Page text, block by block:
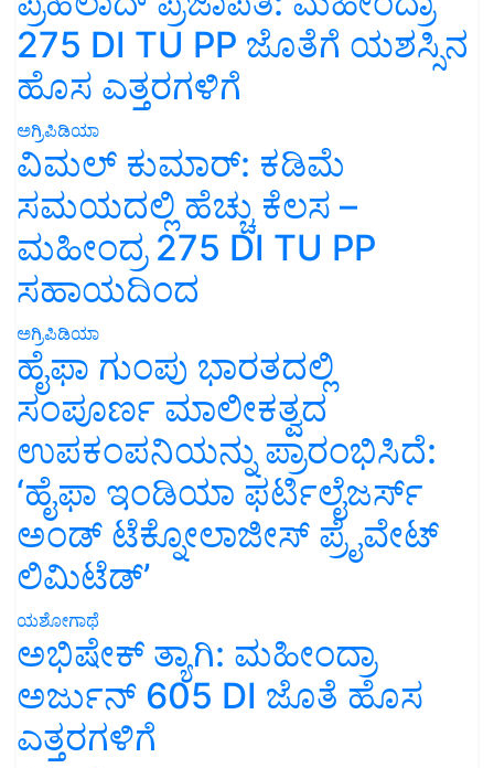
275 DI TU PP ಜೊತೆಗೆ ಯಶಸ್ಸಿನ
ಹೊಸ ಎತ್ತರಗಳಿಗೆ
ಅಗ್ರಿಪಿಡಿಯಾ
ವಿಮಲ್ ಕುಮಾರ್: ಕಡಿಮೆ
ಸಮಯದಲ್ಲಿ ಹೆಚ್ಚು ಕೆಲಸ –
ಮಹೀಂದ್ರ 275 DI TU PP
ಸಹಾಯದಿಂದ
ಅಗ್ರಿಪಿಡಿಯಾ
ಹೈಫಾ ಗುಂಪು ಭಾರತದಲ್ಲಿ
ಸಂಪೂರ್ಣ ಮಾಲೀಕತ್ವದ
ಉಪಕಂಪನಿಯನ್ನು ಪ್ರಾರಂಭಿಸಿದೆ:
‘ಹೈಫಾ ಇಂಡಿಯಾ ಫರ್ಟಿಲೈಜರ್ಸ್
ಅಂಡ್ ಟೆಕ್ನೋಲಾಜೀಸ್ ಪ್ರೈವೇಟ್
ಲಿಮಿಟೆಡ್’
ಯಶೋಗಾಥೆ
ಅಭಿಷೇಕ್ ತ್ಯಾಗಿ: ಮಹೀಂದ್ರಾ
ಅರ್ಜುನ್ 605 DI ಜೊತೆ ಹೊಸ
ಎತ್ತರಗಳಿಗೆ